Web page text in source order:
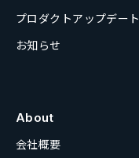
プロダクトアップデート
お知らせ
About
会社概要